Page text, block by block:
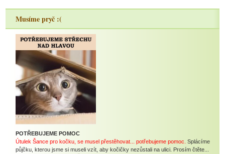
Musíme pryč :(
POTŘEBUJEME POMOC
Útulek Šance pro kočku, se musel přestěhovat... potřebujeme pomoc. Splácíme
půjčku, kterou jsme si museli vzít, aby kočičky nezůstali na ulici. Prosím čtěte...